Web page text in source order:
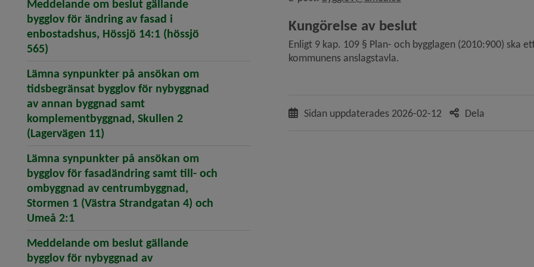
Meddelande om beslut gällande
bygglov för ändring av fasad i
enbostadshus, Hössjö 14:1 (hössjö
565) (öppnar artikeln Meddelande om beslut gällande bygglov för ändring av fasad i enbostadshus,
Lämna synpunkter på ansökan om
tidsbegränsat bygglov för nybyggnad
av annan byggnad samt
komplementbyggnad, Skullen 2
(Lagervägen 11)
Lämna synpunkter på ansökan om
bygglov för fasadändring samt till- och
ombyggnad av centrumbyggnad,
Stormen 1 (Västra Strandgatan 4) och
Umeå 2:1(öppnar artikeln Lämna synpunkter på ansökan om bygglov för fasadändring samt till- och
Meddelande om beslut gällande
bygglov för nybyggnad av
Kungörelse av beslut
Enligt 9 kap. 109 § Plan- och bygglagen (2010:900) ska
kommunens anslagstavla.
Sidan uppdaterades 2026-02-12 Dela